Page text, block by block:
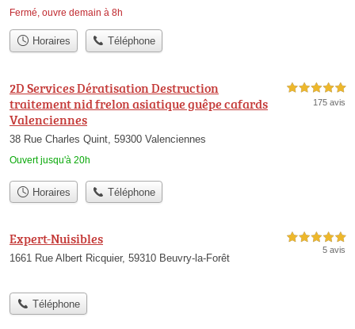
Fermé, ouvre demain à 8h
Horaires Téléphone
2D Services Dératisation Destruction
traitement nid frelon asiatique guêpe cafards
Valenciennes
38 Rue Charles Quint, 59300 Valenciennes
Ouvert jusqu'à 20h
5,0 étoiles sur 5
175 avis
Horaires Téléphone
Expert-Nuisibles
1661 Rue Albert Ricquier, 59310 Beuvry-la-Forêt
5,0 étoiles sur 5
5 avis
Téléphone